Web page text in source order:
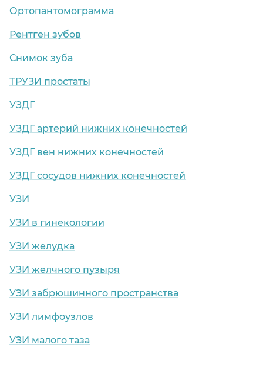
Ортопантомограмма
Рентген зубов
Снимок зуба
ТРУЗИ простаты
УЗДГ
УЗДГ артерий нижних конечностей
УЗДГ вен нижних конечностей
УЗДГ сосудов нижних конечностей
УЗИ
УЗИ в гинекологии
УЗИ желудка
УЗИ желчного пузыря
УЗИ забрюшинного пространства
УЗИ лимфоузлов
УЗИ малого таза